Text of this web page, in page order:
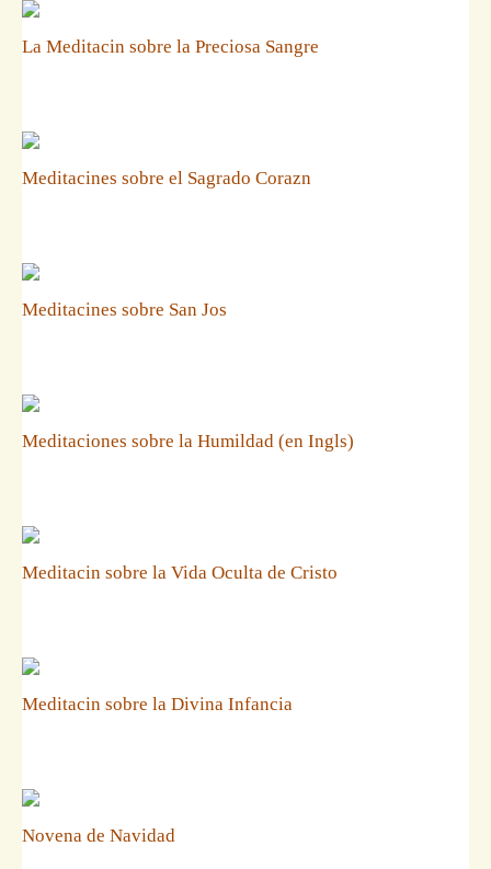
La Meditacin sobre la Preciosa Sangre
Meditacines sobre el Sagrado Corazn
Meditacines sobre San Jos
Meditaciones sobre la Humildad (en Ingls)
Meditacin sobre la Vida Oculta de Cristo
Meditacin sobre la Divina Infancia
Novena de Navidad